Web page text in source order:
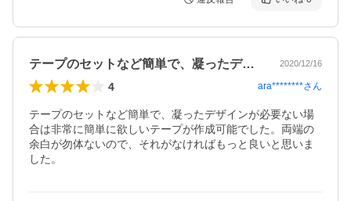
テープのセットなど簡単で、凝ったデザイ… 2020/12/16
4 ara********さん
テープのセットなど簡単で、凝ったデザインが必要ない場
合は非常に簡単に欲しいテープが作成可能でした。両端の
余白が勿体ないので、それがなければもっと良いと思いま
した。